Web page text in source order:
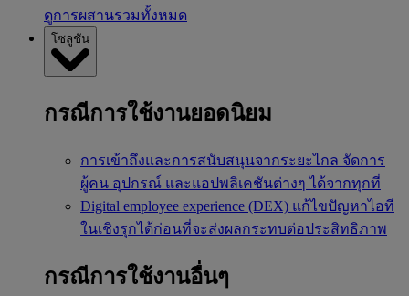
ดูการผสานรวมทั้งหมด
โซลูชัน
กรณีการใช้งานยอดนิยม
การเข้าถึงและการสนับสนุนจากระยะไกล จัดการ
ผู้คน อุปกรณ์ และแอปพลิเคชันต่างๆ ได้จากทุกที่
Digital employee experience (DEX) แก้ไขปัญหาไอที
ในเชิงรุกได้ก่อนที่จะส่งผลกระทบต่อประสิทธิภาพ
กรณีการใช้งานอื่นๆ